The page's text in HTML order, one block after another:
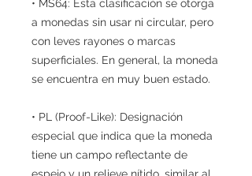
• MS64: Esta clasificación se otorga
a monedas sin usar ni circular, pero
con leves rayones o marcas
superficiales. En general, la moneda
se encuentra en muy buen estado.
• PL (Proof-Like): Designación
especial que indica que la moneda
tiene un campo reflectante de
espejo y un relieve nítido, similar al